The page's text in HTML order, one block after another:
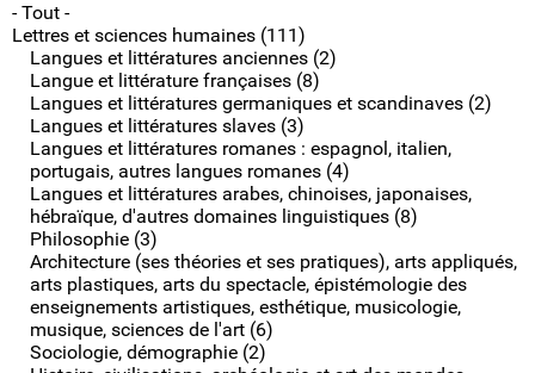
- Tout -
Lettres et sciences humaines (111)
Langues et littératures anciennes (2)
Langue et littérature françaises (8)
Langues et littératures germaniques et scandinaves (2)
Langues et littératures slaves (3)
Langues et littératures romanes : espagnol, italien,
portugais, autres langues romanes (4)
Langues et littératures arabes, chinoises, japonaises,
hébraïque, d'autres domaines linguistiques (8)
Philosophie (3)
Architecture (ses théories et ses pratiques), arts appliqués,
arts plastiques, arts du spectacle, épistémologie des
enseignements artistiques, esthétique, musicologie,
musique, sciences de l'art (6)
Sociologie, démographie (2)